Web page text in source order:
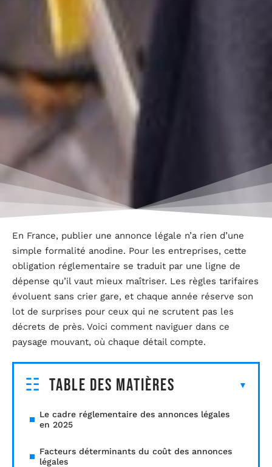
En France, publier une annonce légale n’a rien d’une
simple formalité anodine. Pour les entreprises, cette
obligation réglementaire se traduit par une ligne de
dépense qu’il vaut mieux maîtriser. Les règles tarifaires
évoluent sans crier gare, et chaque année réserve son
lot de surprises pour ceux qui ne scrutent pas les
décrets de près. Voici comment naviguer dans ce
paysage mouvant, où chaque détail compte.
Table des matières
Le cadre réglementaire des annonces légales
en 2025
Facteurs déterminants du coût des annonces
légales